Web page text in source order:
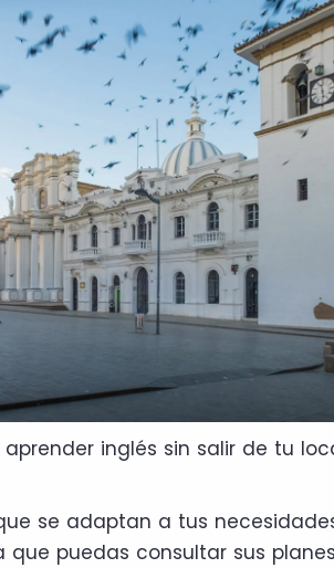
inglés sin salir de tu
se adaptan a tus
puedas consultar sus